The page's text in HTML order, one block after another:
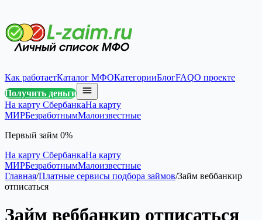
Как работаетКаталог МФОКатегорииБлогFAQО проекте
Получить деньги
На карту СбербанкаНа карту
МИРБезработнымМалоизвестные
Первый займ 0%
На карту СбербанкаНа карту
МИРБезработнымМалоизвестные
Главная/Платные сервисы подбора займов/Займ веббанкир
отписаться
Займ веббанкир отписаться